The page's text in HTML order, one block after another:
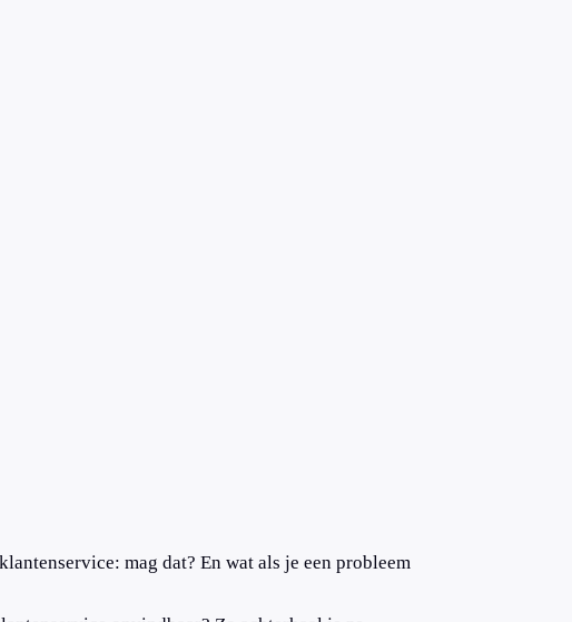
mag dat? En wat als je een probleem